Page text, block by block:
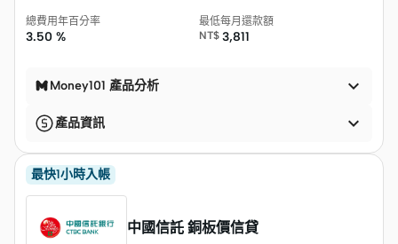
總費用年百分率
3.50 %
最低每月還款額
NT$ 3,811
Money101 產品分析 
產品資訊 
最快1小時入帳
中國信託 銅板價信貸